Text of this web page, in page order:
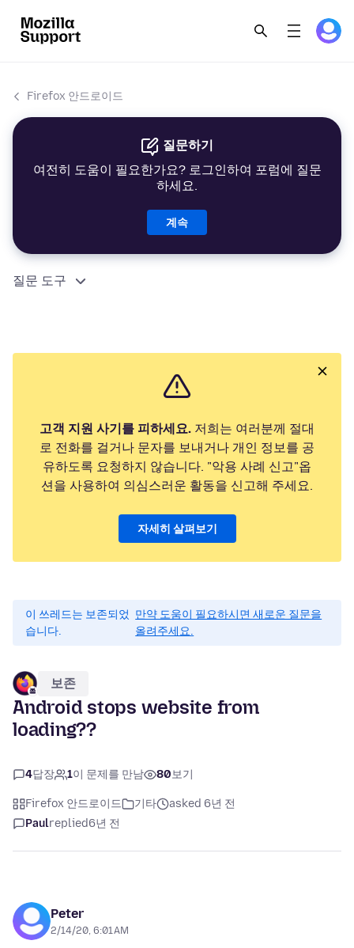
Firefox 안드로이드
질문하기
여전히 도움이 필요한가요? 로그인하여 포럼에 질문
하세요.
계속
질문 도구
고객 지원 사기를 피하세요. 저희는 여러분께 절대
로 전화를 걸거나 문자를 보내거나 개인 정보를 공
유하도록 요청하지 않습니다. "악용 사례 신고"옵
션을 사용하여 의심스러운 활동을 신고해 주세요.
자세히 살펴보기
이 쓰레드는 보존되었
습니다.
만약 도움이 필요하시면 새로운 질문을
올려주세요.
보존
Android stops website from
loading??
4답장 1이 문제를 만남 80보기
Firefox 안드로이드 기타
asked 6년 전
Paulreplied6년 전
Peter
2/14/20, 6:01 AM